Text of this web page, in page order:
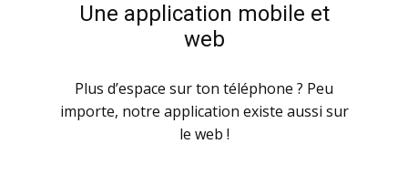
Une application mobile et
web
Plus d’espace sur ton téléphone ? Peu
importe, notre application existe aussi sur
le web !